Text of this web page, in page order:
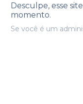
Desculpe, esse
momento.
Se você é um